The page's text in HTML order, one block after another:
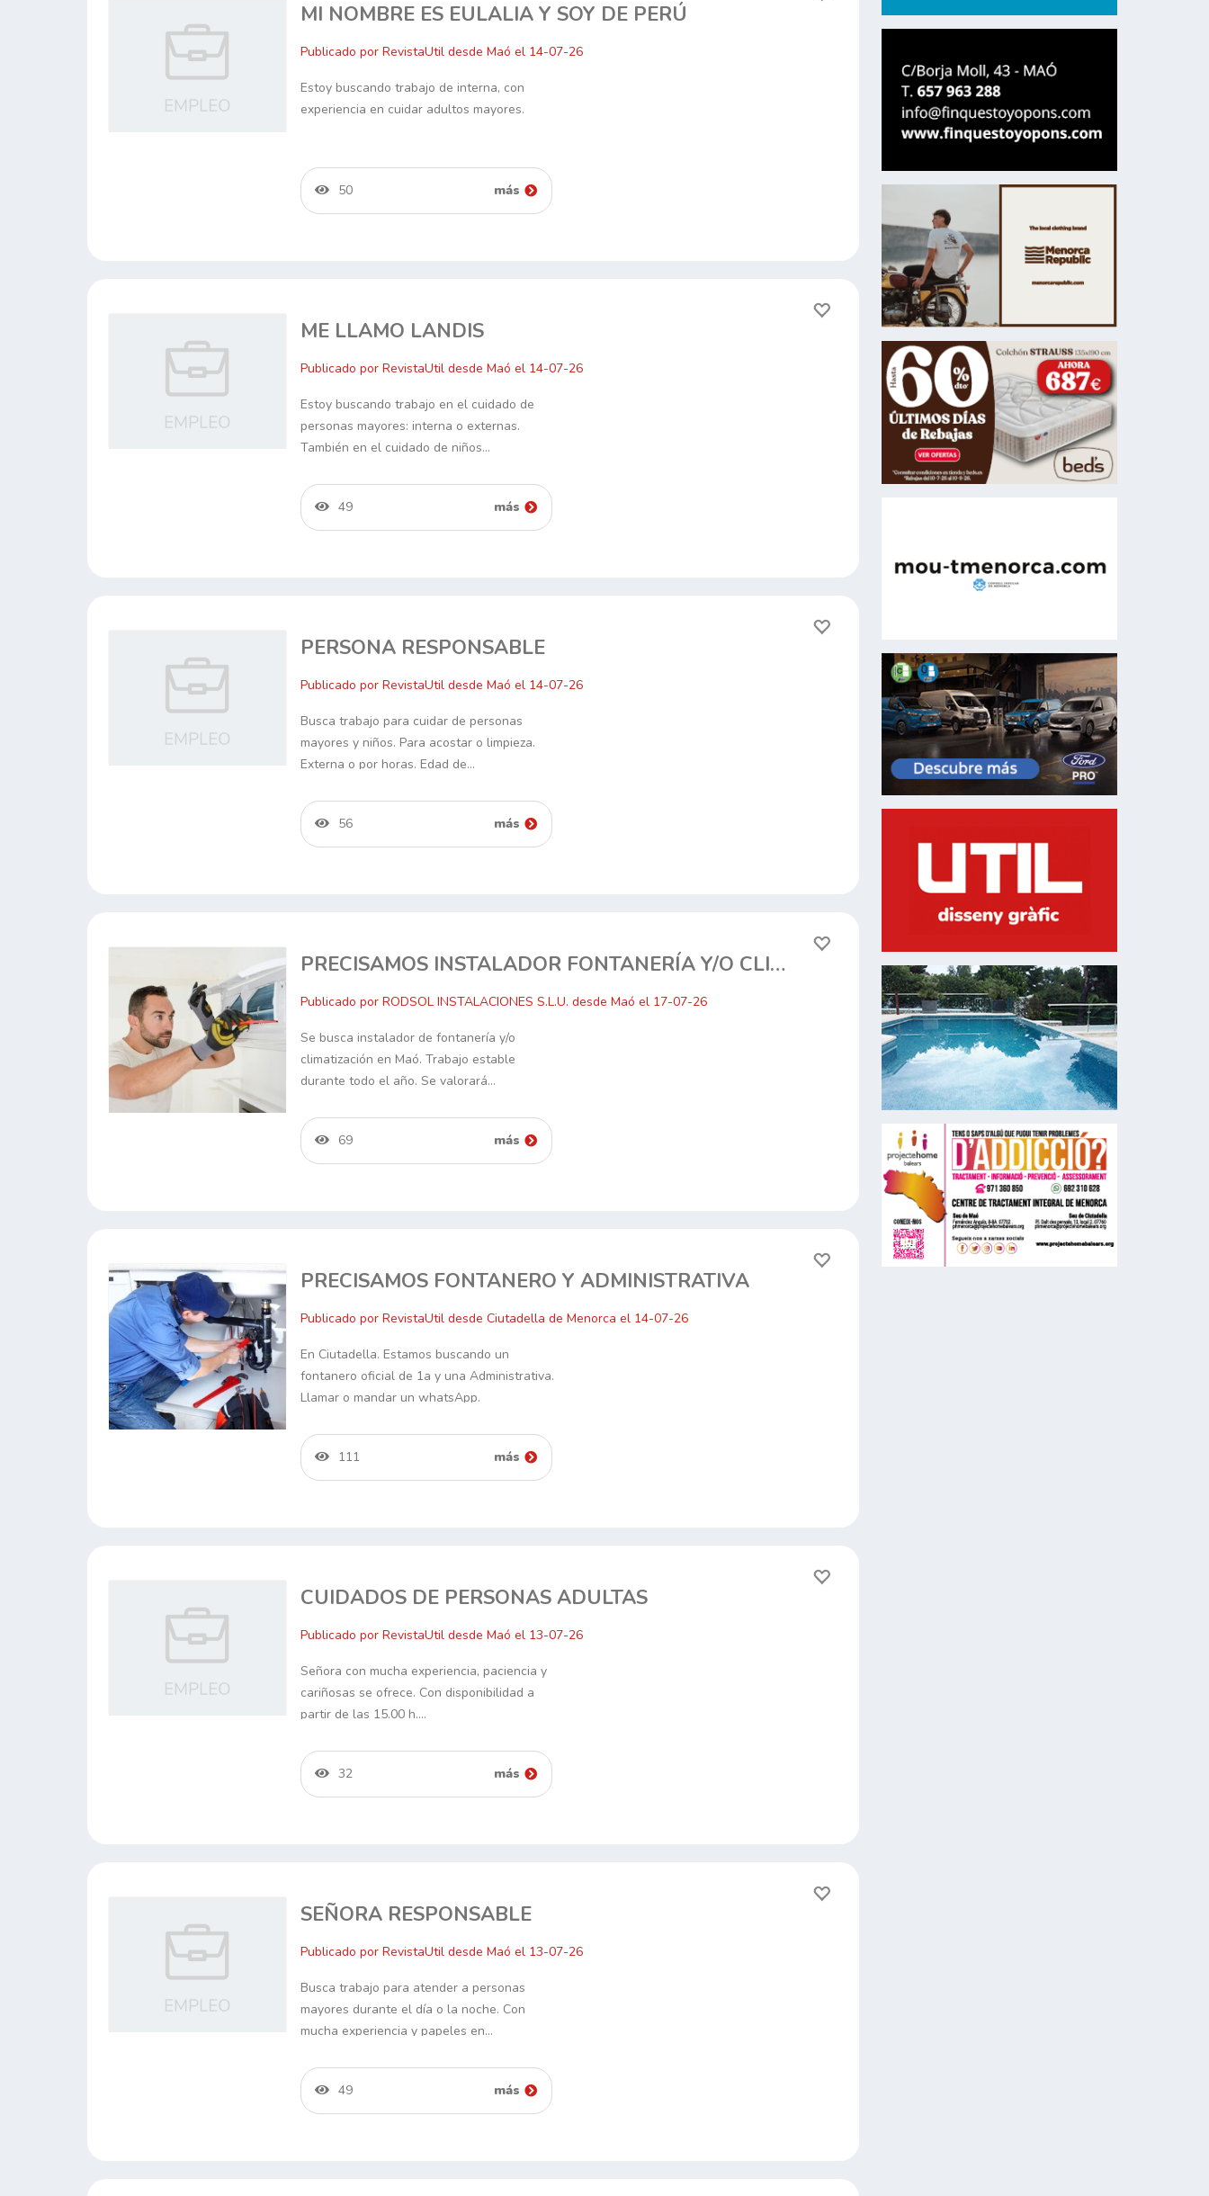
MI NOMBRE ES EULALIA Y SOY DE PERÚ
Publicado por RevistaUtil desde Maó el 14-07-26
Estoy buscando trabajo de interna, con
experiencia en cuidar adultos mayores.
50 más
ME LLAMO LANDIS
Publicado por RevistaUtil desde Maó el 14-07-26
Estoy buscando trabajo en el cuidado de
personas mayores: interna o externas.
También en el cuidado de niños…
49 más
PERSONA RESPONSABLE
Publicado por RevistaUtil desde Maó el 14-07-26
Busca trabajo para cuidar de personas
mayores y niños. Para acostar o limpieza.
Externa o por horas. Edad de…
56 más
PRECISAMOS INSTALADOR FONTANERÍA Y/O CLIMATIZACIÓN
Publicado por RODSOL INSTALACIONES S.L.U. desde Maó el 17-07-26
Se busca instalador de fontanería y/o
climatización en Maó. Trabajo estable
durante todo el año. Se valorará…
69 más
PRECISAMOS FONTANERO Y ADMINISTRATIVA
Publicado por RevistaUtil desde Ciutadella de Menorca el 14-07-26
En Ciutadella. Estamos buscando un
fontanero oficial de 1a y una Administrativa.
Llamar o mandar un whatsApp.
111 más
CUIDADOS DE PERSONAS ADULTAS
Publicado por RevistaUtil desde Maó el 13-07-26
Señora con mucha experiencia, paciencia y
cariñosas se ofrece. Con disponibilidad a
partir de las 15.00 h.…
32 más
SEÑORA RESPONSABLE
Publicado por RevistaUtil desde Maó el 13-07-26
Busca trabajo para atender a personas
mayores durante el día o la noche. Con
mucha experiencia y papeles en…
49 más